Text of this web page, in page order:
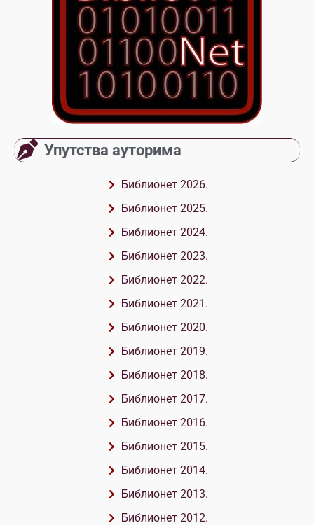
Упутства ауторима
Библионет 2026.
Библионет 2025.
Библионет 2024.
Библионет 2023.
Библионет 2022.
Библионет 2021.
Библионет 2020.
Библионет 2019.
Библионет 2018.
Библионет 2017.
Библионет 2016.
Библионет 2015.
Библионет 2014.
Библионет 2013.
Библионет 2012.